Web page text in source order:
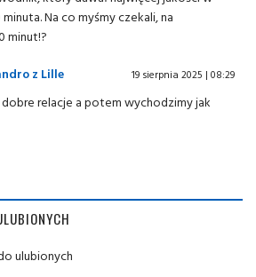
Na co myśmy czekali, na
minut!?
z Lille
19 sierpnia 2025 | 08:29
relacje a potem wychodzimy jak
ulubionych